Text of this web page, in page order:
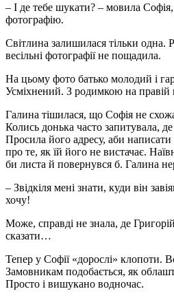
– І де тебе шукати? – мовила
фотографію.
Світлина залишилася тільки одна.
весільні фотографії не пощадила.
На цьому фото батько молодий і
Усміхнений. З родимкою на правій
Галина тішилася, що Софія не
Колись донька часто запитувала,
Просила його адресу, аби написати
про те, як їй його не вистачає.
би листа й повернувся б. Галина
– Звідкіля мені знати, куди він
хочу!
Може, справді не знала, де
сказати…
Тепер у Софії «дорослі» клопоти.
Замовникам подобається, як
Просто і вишукано водночас.